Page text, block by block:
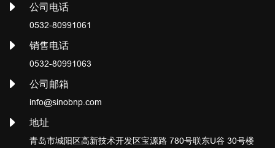
公司电话
0532-80991061
销售电话
0532-80991063
公司邮箱
info@sinobnp.com
地址
青岛市城阳区高新技术开发区宝源路 780号联东U谷 30号楼